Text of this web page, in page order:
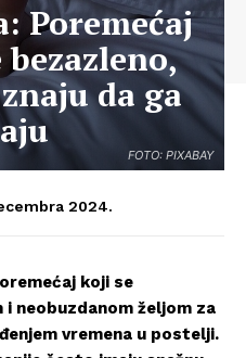
FOTO: PIXABAY
Poremećaj
da ga
2024.
koji se
neobuzdanom željom za
vremena u postelji.